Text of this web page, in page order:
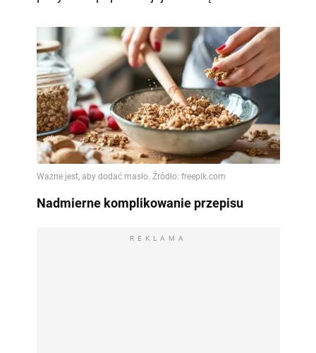
Nadmierne komplikowanie przepisu
REKLAMA